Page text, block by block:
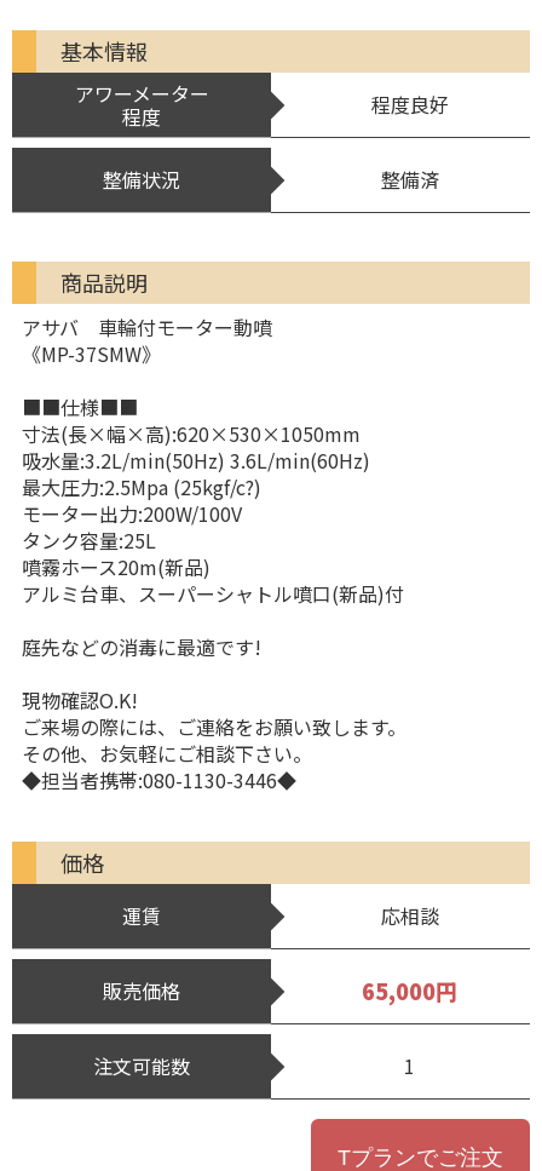
基本情報
アワーメーター
程度 程度良好
整備状況 整備済
商品説明
アサバ 車輪付モーター動噴
《MP-37SMW》
■■仕様■■
寸法(長×幅×高):620×530×1050mm
吸水量:3.2L/min(50Hz) 3.6L/min(60Hz)
最大圧力:2.5Mpa (25kgf/c?)
モーター出力:200W/100V
タンク容量:25L
噴霧ホース20m(新品)
アルミ台車、スーパーシャトル噴口(新品)付
庭先などの消毒に最適です!
現物確認O.K!
ご来場の際には、ご連絡をお願い致します。
その他、お気軽にご相談下さい。
◆担当者携帯:080-1130-3446◆
価格
運賃 応相談
販売価格 65,000円
注文可能数 1